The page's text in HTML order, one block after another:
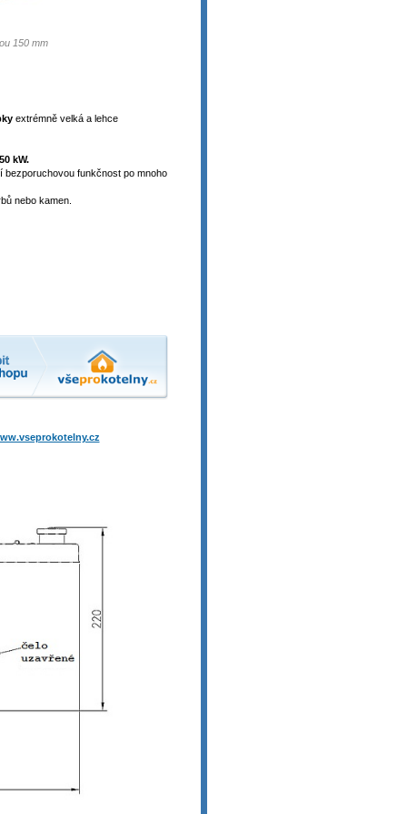
150 mm
extrémně velká a lehce
kW.
funkčnost po mnoho
nebo kamen.